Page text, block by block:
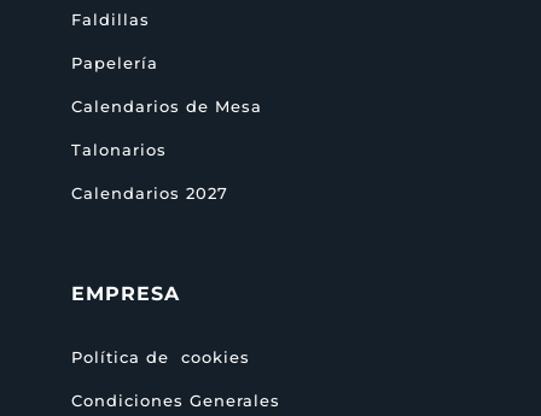
Faldillas
Papelería
Calendarios de Mesa
Talonarios
Calendarios 2027
EMPRESA
Política de cookies
Condiciones Generales